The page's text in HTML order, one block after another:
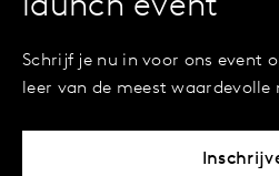
launch event
Schrijf je nu in voor ons event
leer van de meest